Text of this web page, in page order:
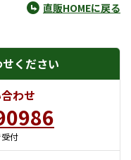
直販HOMEに戻る
ください
わせ
付